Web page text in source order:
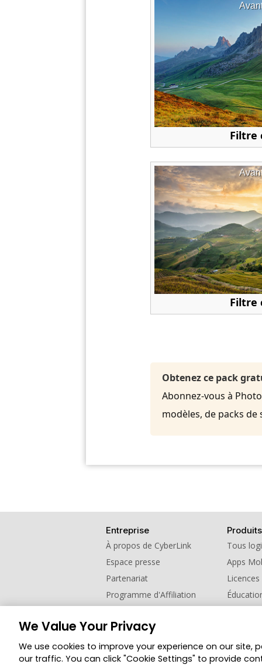
Filtre
Filtre
Obtenez ce pack
Abonnez-vous à
modèles, de packs
Entreprise
À propos de CyberLink
Espace presse
Partenariat
Programme d'Affiliation
Produits
Tous
Apps
Changer de région
© Copyright 2026 Groupe CyberLink. Tous
We Value Your Privacy
We use cookies to improve your experience on our site,
our traffic. You can click "Cookie Settings" to provide